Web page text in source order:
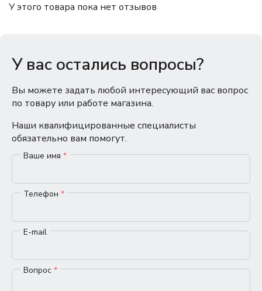
У этого товара пока нет отзывов
У вас остались вопросы?
Вы можете задать любой интересующий вас вопрос
по товару или работе магазина.
Наши квалифицированные специалисты
обязательно вам помогут.
Ваше имя *
Телефон *
E-mail
Вопрос *